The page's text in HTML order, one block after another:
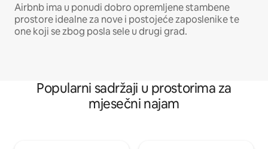
Airbnb ima u ponudi dobro opremljene stambene
prostore idealne za nove i postojeće zaposlenike te
one koji se zbog posla sele u drugi grad.
Popularni sadržaji u prostorima za
mjesečni najam